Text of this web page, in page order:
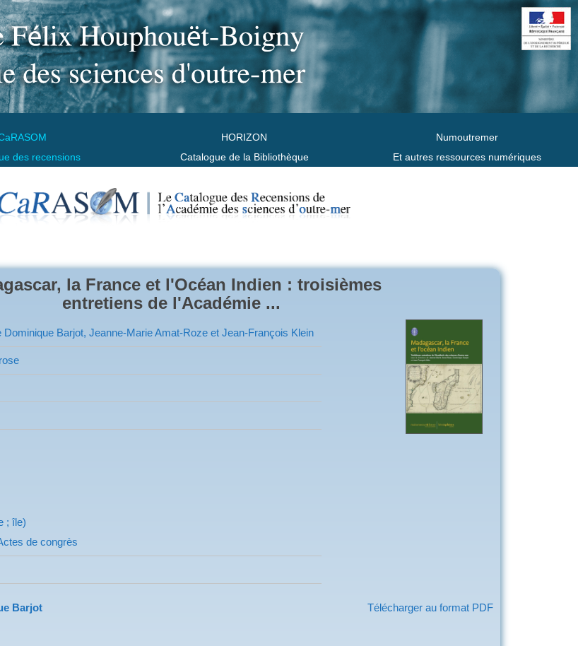
des recensions
HORIZON
Catalogue de la Bibliothèque
Numoutremer
Et autres ressources numériques
la France et l'Océan Indien : troisièmes
entretiens de l'Académie ...
Dominique Barjot, Jeanne-Marie Amat-Roze et Jean-François Klein
; île)
de congrès
Télécharger au format PDF
Barjot